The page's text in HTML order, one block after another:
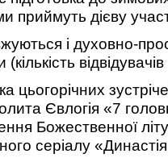
приймуть дієву
і духовно-
цьогорічних
Євлогія «7
Божественної
серіалу